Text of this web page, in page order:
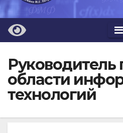
Руководитель
области
технологий